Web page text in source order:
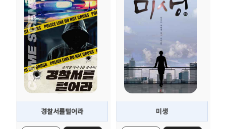
..
더보기 >
경찰서를털어라
..
더보기 >
미생